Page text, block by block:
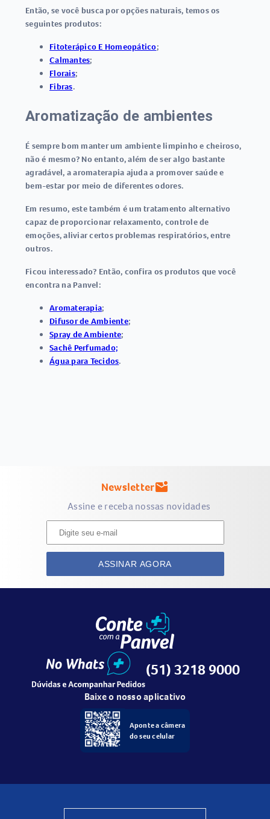
Então, se você busca por opções naturais, temos os
seguintes produtos:
Fitoterápico E Homeopático;
Calmantes;
Florais;
Fibras.
Aromatização de ambientes
É sempre bom manter um ambiente limpinho e cheiroso,
não é mesmo? No entanto, além de ser algo bastante
agradável, aaromaterapia ajuda a promover saúde e
bem-estarpor meio de diferentes odores.
Em resumo, este também é um tratamento alternativo
capaz de proporcionar relaxamento, controle de
emoções, aliviar certos problemas respiratórios, entre
outros.
Ficou interessado? Então, confira os produtos que você
encontra na Panvel:
Aromaterapia;
Difusor de Ambiente;
Spray de Ambiente;
Sachê Perfumado;
Água para Tecidos.
Newslettermark_email_unread
Assine e receba nossas novidades
ASSINAR AGORA
(51) 3218 9000
Baixe o nosso aplicativo
Aponte a câmera
do seu celular